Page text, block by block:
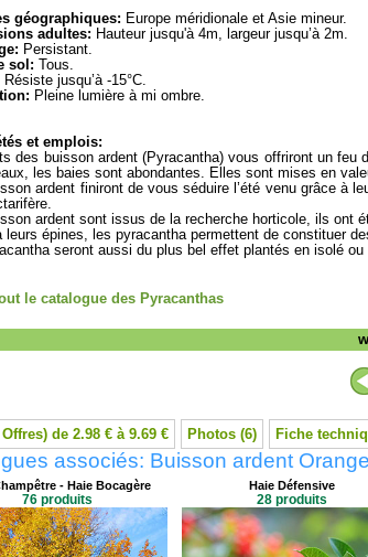
géographiques: Europe méridionale et Asie mineur.
adultes: Hauteur jusqu'à 4m, largeur jusqu’à 2m.
Persistant.
sol: Tous.
Résiste jusqu’à -15°C.
Pleine lumière à mi ombre.
et emplois:
des buisson ardent (Pyracantha) vous offriront un feu
les baies sont abondantes. Elles sont mises en
ardent finiront de vous séduire l’été venu grâce à
ardent sont issus de la recherche horticole, ils ont
leurs épines, les pyracantha permettent de constituer
seront aussi du plus bel effet plantés en isolé
le catalogue des Pyracanthas
de 2.98 € à 9.69 € Photos (6) Fiche
associés: Buisson ardent
- Haie Bocagère
76 produits
Haie Défensive
28 produits